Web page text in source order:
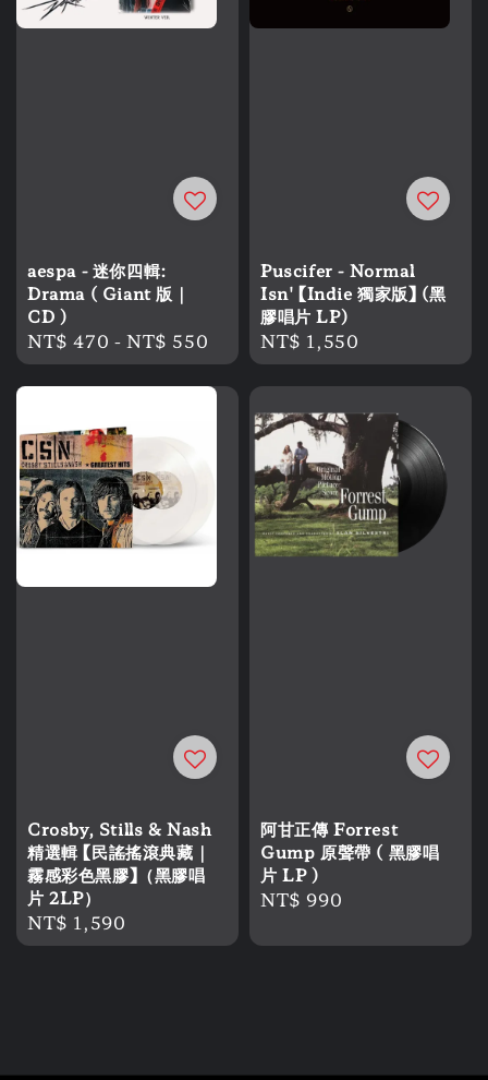
aespa - 迷你四輯:
Drama ( Giant 版｜
CD )
Regular
price
NT$ 470 -NT$ 550
Puscifer - Normal
Isn' 【Indie 獨家版】 (黑
膠唱片 LP)
Regular
price
NT$ 1,550
Crosby, Stills & Nash
精選輯 【民謠搖滾典藏｜
霧感彩色黑膠】（黑膠唱
片 2LP）
Regular
price
NT$ 1,590
阿甘正傳 Forrest
Gump 原聲帶 ( 黑膠唱
片 LP )
Regular
NT$ 990